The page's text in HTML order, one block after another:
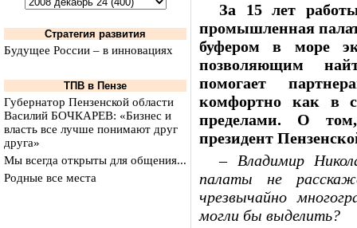
Стратегия развития
Будущее России – в инновациях
ТПВ в Пензе
Губернатор Пензенской области
Василий БОЧКАРЕВ: «Бизнес и
власть все лучше понимают друг
друга»
Мы всегда открыты для общения...
Родные все места
За 15 лет
промышленная
буфером в море
позволяющим
помогает
комфортно как в
пределами. О
президент
– Владимир
палаты не
чрезвычайно
могли бы выделить?